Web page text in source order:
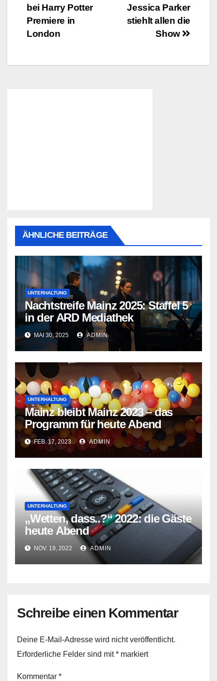
Jessica Parker
stiehlt allen die
Show
bei Harry Potter
Premiere in
London
ÄHNLICHE BEITRÄGE
UNTERHALTUNG
Nachtstreife Mainz 2025: Staffel 5
in der ARD Mediathek
MAI 30, 2025 ADMIN
UNTERHALTUNG
Mainz bleibt Mainz 2023 – das
Programm für heute Abend
FEB. 17, 2023 ADMIN
UNTERHALTUNG
„Wetten, dass..?“ 2022: die Gäste
heute Abend
NOV. 19, 2022 ADMIN
Schreibe einen Kommentar
Deine E-Mail-Adresse wird nicht veröffentlicht.
Erforderliche Felder sind mit* markiert
Kommentar *